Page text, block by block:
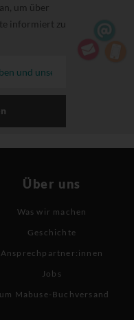
um über
informiert zu
Über uns
Was wir machen
Geschichte
Ansprechpartner:innen
Jobs
Mabuse-Buchversand